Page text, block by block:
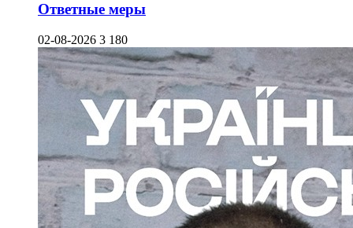
Ответные меры
02-08-2026 3 180